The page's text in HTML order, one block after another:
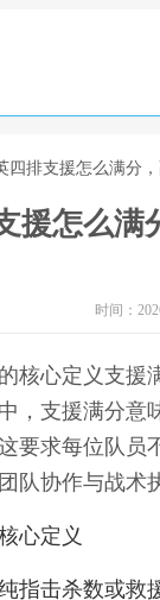
四排支援怎么满分
援怎么满
时间：
核心定义支援
，支援满分意
要求每位队员
队协作与战术
心定义
指击杀数或救